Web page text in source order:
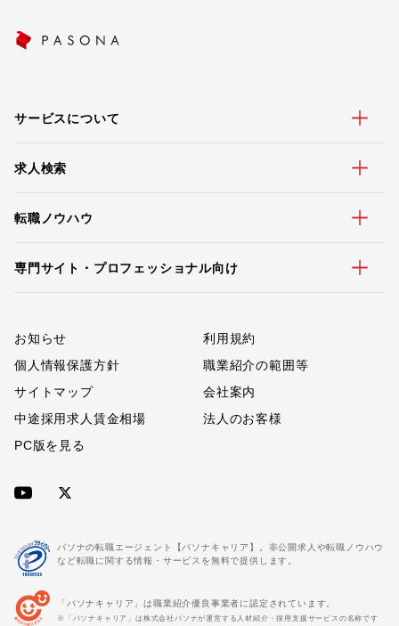
サービスについて
求人検索
転職ノウハウ
専門サイト・プロフェッショナル向け
お知らせ
利用規約
個人情報保護方針
職業紹介の範囲等
サイトマップ
会社案内
中途採用求人賃金相場
法人のお客様
PC版を見る
パソナの転職エージェント【パソナキャリア】。非公開求人や転職ノウハウ
など転職に関する情報・サービスを無料で提供します。
「パソナキャリア」は職業紹介優良事業者に認定されています。
※「パソナキャリア」は株式会社パソナが運営する人材紹介・採用支援サービスの名称です